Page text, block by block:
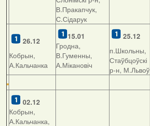
В.Пракапчук,
С.Сідарук
26.12
Кобрын,
А.Кальчанка
15.01
Гродна,
В.Гуменны,
А.Мікановіч
25.12
п.Школьны,
Стаўбцоўскі
р-н, М.Львоў
02.12
Кобрын,
А.Кальчанка,